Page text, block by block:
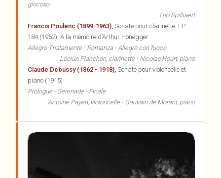
giocoso
Trio Spilliaert
Francis Poulenc (1899-1963), Sonate pour clarinette, FP
184 (1962), À la mémoire d’Arthur Honegger
Allegro Tristamente - Romanza - Allegro con fuoco
Léolün Planchon, clarinette - Nicolas Hourt, piano
Claude Debussy (1862 - 1918), Sonate pour violoncelle et
piano (1915)
Prologue - Serenade - Finale
Antoine Payen, violoncelle - Gauvain de Morant, piano